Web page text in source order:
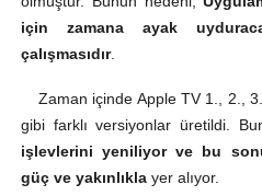
için zamana ayak
çalışmasıdır.
Zaman içinde Apple TV 1., 2.,
gibi farklı versiyonlar üretildi.
işlevlerini yeniliyor ve bu
güç ve yakınlıkla yer alıyor.